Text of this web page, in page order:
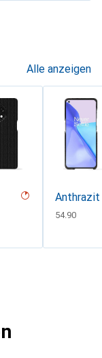
Alle anzeigen
Anthrazit
CHF
54.90